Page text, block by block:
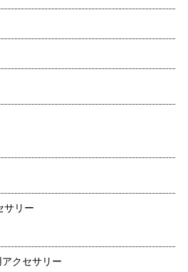
サリー
アクセサリー